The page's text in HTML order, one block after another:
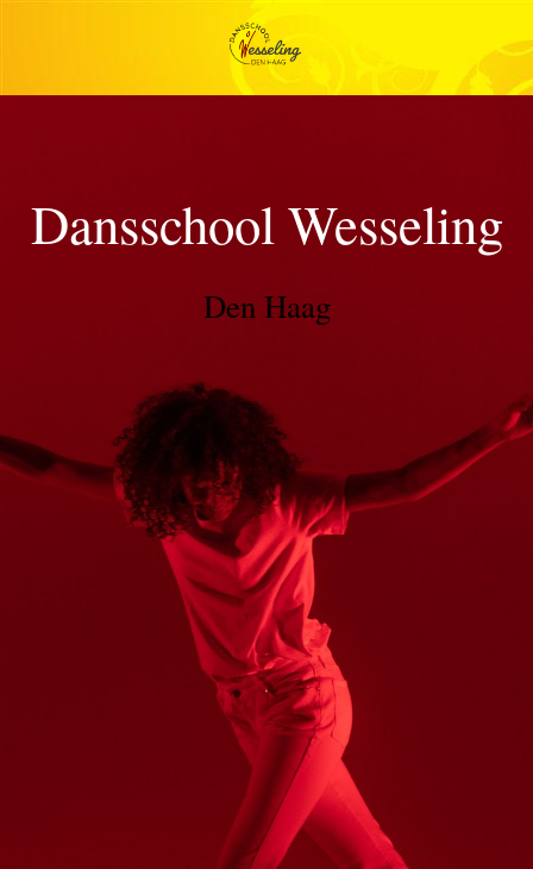
Dansschool Wesseling
Den Haag